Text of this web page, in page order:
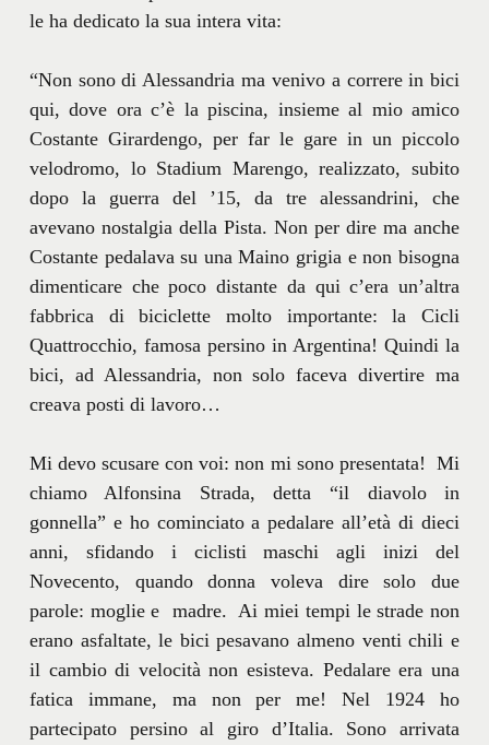
le ha dedicato la sua intera vita:
“Non sono di Alessandria ma venivo a correre in bici
qui, dove ora c’è la piscina, insieme al mio amico
Costante Girardengo, per far le gare in un piccolo
velodromo, lo Stadium Marengo, realizzato, subito
dopo la guerra del ’15, da tre alessandrini, che
avevano nostalgia della Pista. Non per dire ma anche
Costante pedalava su una Maino grigia e non bisogna
dimenticare che poco distante da qui c’era un’altra
fabbrica di biciclette molto importante: la Cicli
Quattrocchio, famosa persino in Argentina! Quindi la
bici, ad Alessandria, non solo faceva divertire ma
creava posti di lavoro…
Mi devo scusare con voi: non mi sono presentata! Mi
chiamo Alfonsina Strada, detta “il diavolo in
gonnella” e ho cominciato a pedalare all’età di dieci
anni, sfidando i ciclisti maschi agli inizi del
Novecento, quando donna voleva dire solo due
parole: moglie e madre. Ai miei tempi le strade non
erano asfaltate, le bici pesavano almeno venti chili e
il cambio di velocità non esisteva. Pedalare era una
fatica immane, ma non per me! Nel 1924 ho
partecipato persino al giro d’Italia. Sono arrivata